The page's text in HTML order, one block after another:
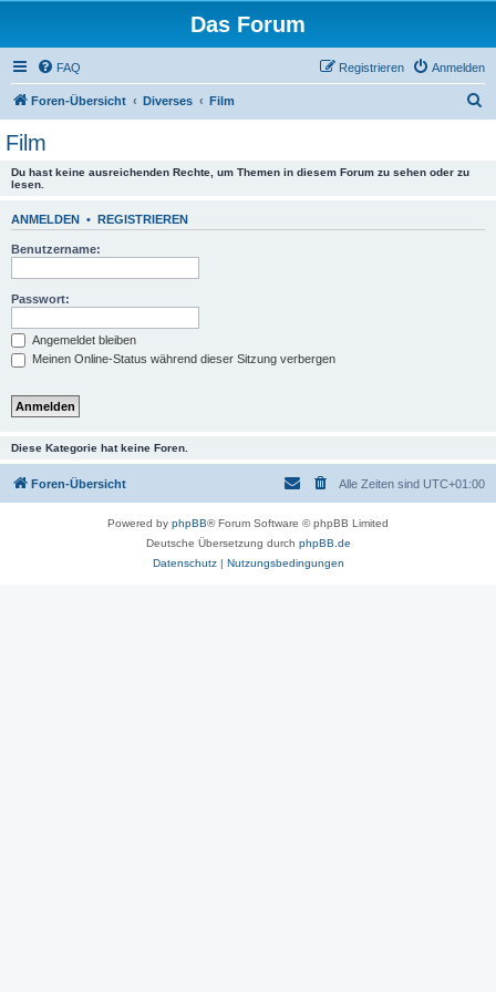
Das Forum
FAQ Anmelden
Registrieren
Foren-Übersicht Diverses Film
Film
Du hast keine ausreichenden Rechte, um Themen in diesem Forum zu sehen oder zu
lesen.
ANMELDEN • REGISTRIEREN
Benutzername:
Passwort:
Angemeldet bleiben
Meinen Online-Status während dieser Sitzung verbergen
Diese Kategorie hat keine Foren.
Foren-Übersicht Alle Zeiten sind UTC+01:00
Powered by phpBB® Forum Software © phpBB Limited
Deutsche Übersetzung durch phpBB.de
Datenschutz| Nutzungsbedingungen